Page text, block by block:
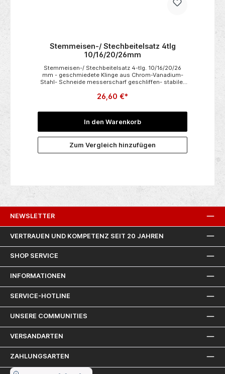
Stemmeisen-/ Stechbeitelsatz 4tlg
10/16/20/26mm
Stemmeisen-/ Stechbeitelsatz 4-tlg. 10/16/20/26
mm - geschmiedete Klinge aus Chrom-Vanadium-
Stahl- Schneide messerscharf geschliffen- stabiler
ergonomisches & abgeflachtes Holzheft
26,60 €*
In den Warenkorb
Zum Vergleich hinzufügen
NEWSLETTER
VERTRAUEN UND KOMPETENZ SEIT 20 JAHREN
SHOP SERVICE
INFORMATIONEN
SERVICE-HOTLINE
UNSERE COMMUNITIES
VERSANDARTEN
ZAHLUNGSARTEN